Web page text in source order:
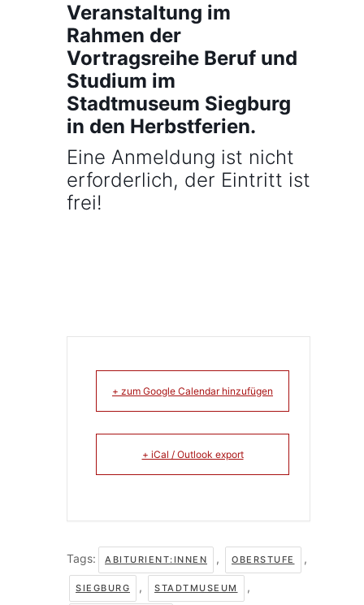
Veranstaltung im
Rahmen der
Vortragsreihe Beruf und
Studium im
Stadtmuseum Siegburg
in den Herbstferien.
Eine Anmeldung ist nicht
erforderlich, der Eintritt ist
frei!
+ zum Google Calendar hinzufügen
+ iCal / Outlook export
Tags: ABITURIENT:INNEN , OBERSTUFE ,
SIEGBURG , STADTMUSEUM ,